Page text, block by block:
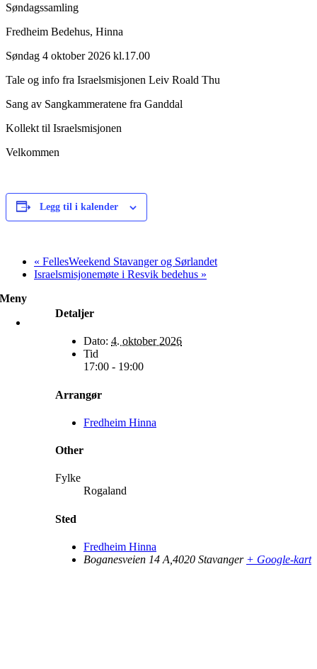
Søndagssamling
Fredheim Bedehus, Hinna
Søndag 4 oktober 2026 kl.17.00
Tale og info fra Israelsmisjonen Leiv Roald Thu
Sang av Sangkammeratene fra Ganddal
Kollekt til Israelsmisjonen
Velkommen
Legg til i kalender
« FellesWeekend Stavanger og Sørlandet
Israelsmisjonemøte i Resvik bedehus »
Detaljer
Dato: 4. oktober 2026
Tid
17:00 - 19:00
Arrangør
Fredheim Hinna
Other
Fylke
Rogaland
Sted
Fredheim Hinna
Boganesveien 14 A,4020 Stavanger + Google-kart
Meny